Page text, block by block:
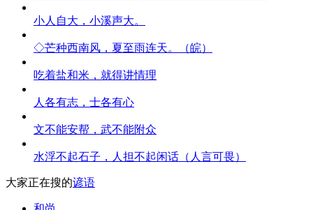
小人自大，小溪声大。
◇芒种西南风，夏至雨连天。（皖）
吃着盐和米，就得讲情理
人各有志，士各有心
文不能安帮，武不能附众
水浮不起石子，人担不起闲话（人言可畏）
大家正在搜的谚语